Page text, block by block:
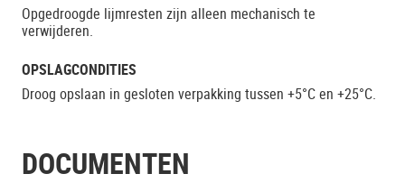
Opgedroogde lijmresten zijn alleen mechanisch te
verwijderen.
OPSLAGCONDITIES
Droog opslaan in gesloten verpakking tussen +5°C en +25°C.
DOCUMENTEN